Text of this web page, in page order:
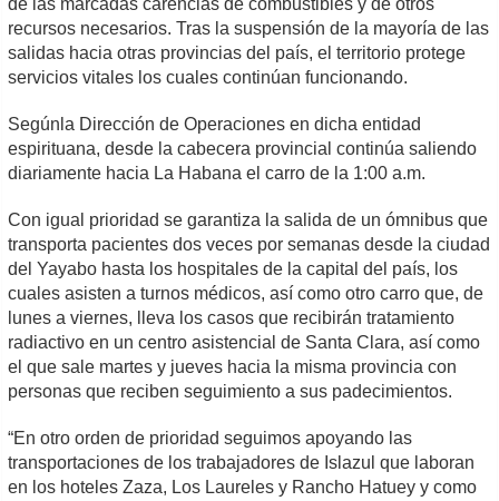
de las marcadas carencias de combustibles y de otros
recursos necesarios. Tras la suspensión de la mayoría de las
salidas hacia otras provincias del país, el territorio protege
servicios vitales los cuales continúan funcionando.
Segúnla Dirección de Operaciones en dicha entidad
espirituana, desde la cabecera provincial continúa saliendo
diariamente hacia La Habana el carro de la 1:00 a.m.
Con igual prioridad se garantiza la salida de un ómnibus que
transporta pacientes dos veces por semanas desde la ciudad
del Yayabo hasta los hospitales de la capital del país, los
cuales asisten a turnos médicos, así como otro carro que, de
lunes a viernes, lleva los casos que recibirán tratamiento
radiactivo en un centro asistencial de Santa Clara, así como
el que sale martes y jueves hacia la misma provincia con
personas que reciben seguimiento a sus padecimientos.
“En otro orden de prioridad seguimos apoyando las
transportaciones de los trabajadores de Islazul que laboran
en los hoteles Zaza, Los Laureles y Rancho Hatuey y como